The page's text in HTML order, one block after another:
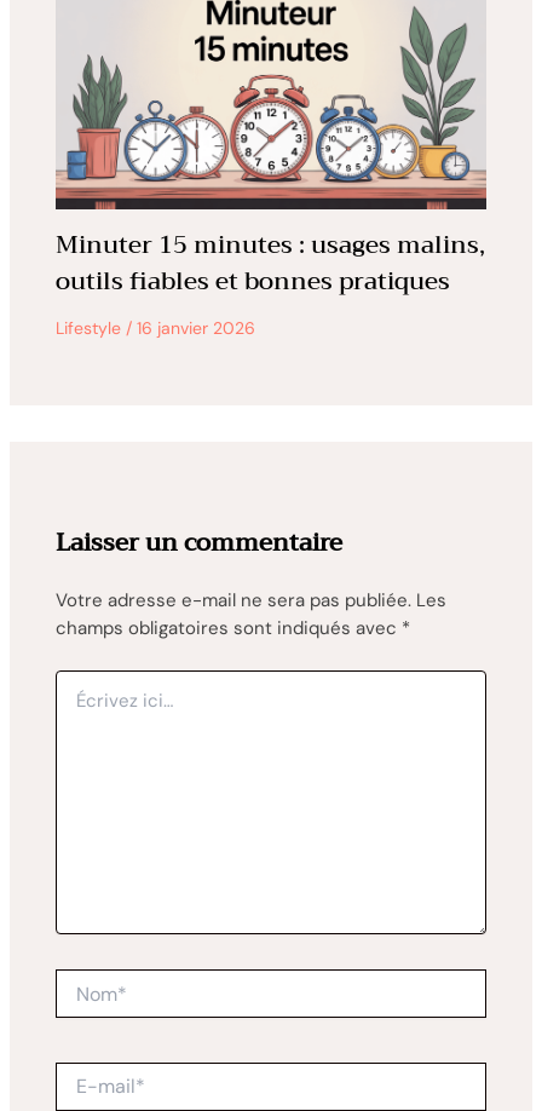
Minuter 15 minutes : usages malins,
outils fiables et bonnes pratiques
Lifestyle/ 16 janvier 2026
Laisser un commentaire
Votre adresse e-mail ne sera pas publiée. Les
champs obligatoires sont indiqués avec *
Écrivez
ici…
mail*